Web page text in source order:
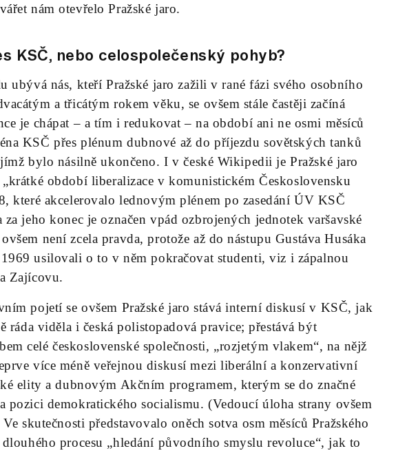
nám otevřelo Pražské jaro.
KSČ, nebo celospolečenský pohyb?
ubývá nás, kteří Pražské jaro zažili v rané fázi svého osobního
a třicátým rokem věku, se ovšem stále častěji začíná
je chápat – a tím i redukovat – na období ani ne osmi měsíců
KSČ přes plénum dubnové až do příjezdu sovětských tanků
bylo násilně ukončeno. I v české Wikipedii je Pražské jaro
období liberalizace v komunistickém Československu
které akcelerovalo lednovým plénem po zasedání ÚV KSČ
jeho konec je označen vpád ozbrojených jednotek varšavské
není zcela pravda, protože až do nástupu Gustáva Husáka
usilovali o to v něm pokračovat studenti, viz i zápalnou
Zajícovu.
pojetí se ovšem Pražské jaro stává interní diskusí v KSČ, jak
ráda viděla i česká polistopadová pravice; přestává být
celé československé společnosti, „rozjetým vlakem“, na nějž
více méně veřejnou diskusí mezi liberální a konzervativní
elity a dubnovým Akčním programem, kterým se do značné
pozici demokratického socialismu. (Vedoucí úloha strany ovšem
skutečnosti představovalo oněch sotva osm měsíců Pražského
procesu „hledání původního smyslu revoluce“, jak to